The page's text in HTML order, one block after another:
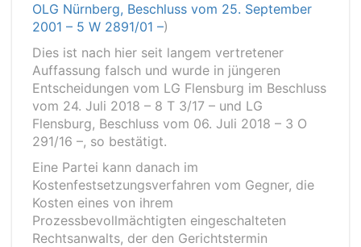
OLG Nürnberg, Beschluss vom 25. September
2001 – 5 W 2891/01 –)
Dies ist nach hier seit langem vertretener
Auffassung falsch und wurde in jüngeren
Entscheidungen vom LG Flensburg im Beschluss
vom 24. Juli 2018 – 8 T 3/17 – und LG
Flensburg, Beschluss vom 06. Juli 2018 – 3 O
291/16 –, so bestätigt.
Eine Partei kann danach im
Kostenfestsetzungsverfahren vom Gegner, die
Kosten eines von ihrem
Prozessbevollmächtigten eingeschalteten
Rechtsanwalts, der den Gerichtstermin